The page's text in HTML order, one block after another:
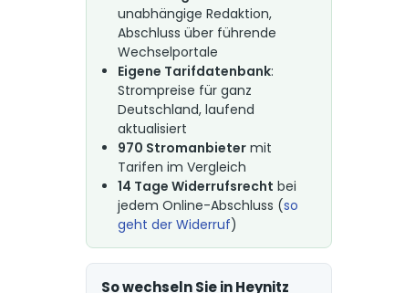
unabhängige Redaktion,
Abschluss über führende
Wechselportale
Eigene Tarifdatenbank:
Strompreise für ganz
Deutschland, laufend
aktualisiert
970 Stromanbietermit
Tarifen im Vergleich
14 Tage Widerrufsrecht bei
jedem Online-Abschluss (so
geht der Widerruf)
So wechseln Sie in Heynitz